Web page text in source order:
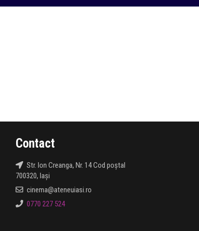
Contact
Str. Ion Creanga, Nr. 14 Cod poștal
700320, Iași
cinema@ateneuiasi.ro
0770 227 524